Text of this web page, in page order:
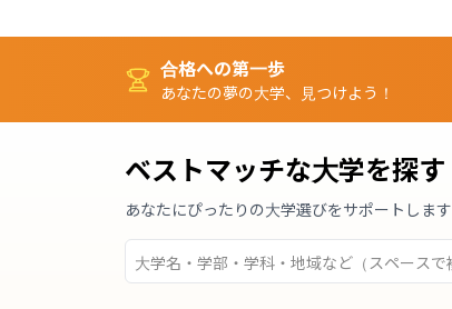
合格への第一歩
あなたの夢の大学、見つけよう！
ベストマッチな大学を探す
あなたにぴったりの大学選びをサポートします